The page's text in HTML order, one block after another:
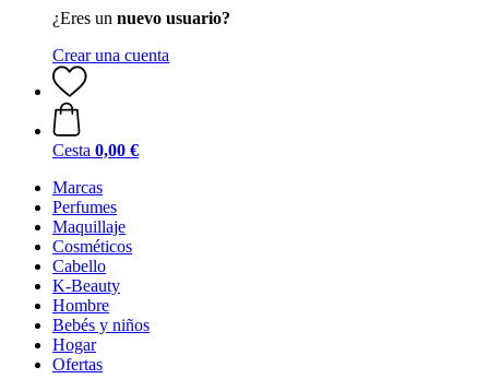
¿Eres un nuevo usuario?
Crear una cuenta
Cesta 0,00 €
Marcas
Perfumes
Maquillaje
Cosméticos
Cabello
K-Beauty
Hombre
Bebés y niños
Hogar
Ofertas